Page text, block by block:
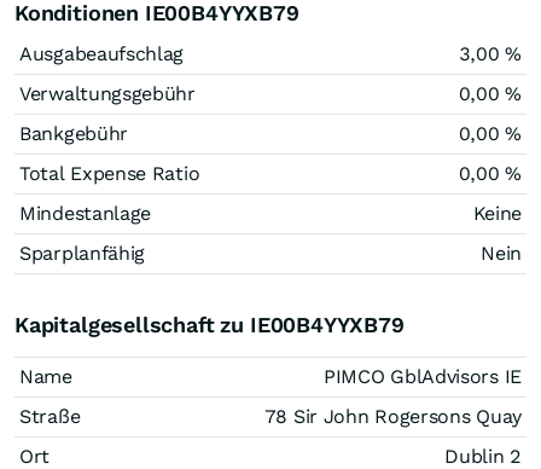
Konditionen IE00B4YYXB79
Ausgabeaufschlag
3,00 %
Verwaltungsgebühr
0,00 %
Bankgebühr
0,00 %
Total Expense Ratio
0,00 %
Mindestanlage
Keine
Sparplanfähig
Nein
Kapitalgesellschaft zu IE00B4YYXB79
Name
PIMCO GblAdvisors IE
Straße
78 Sir John Rogersons Quay
Ort
Dublin 2